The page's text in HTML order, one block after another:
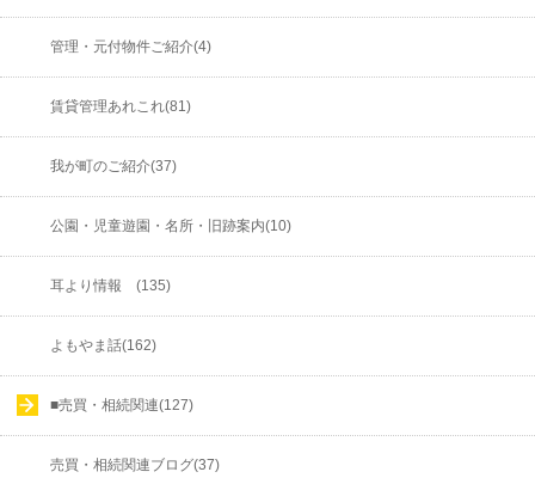
管理・元付物件ご紹介(4)
賃貸管理あれこれ(81)
我が町のご紹介(37)
公園・児童遊園・名所・旧跡案内(10)
耳より情報 (135)
よもやま話(162)
■売買・相続関連(127)
売買・相続関連ブログ(37)